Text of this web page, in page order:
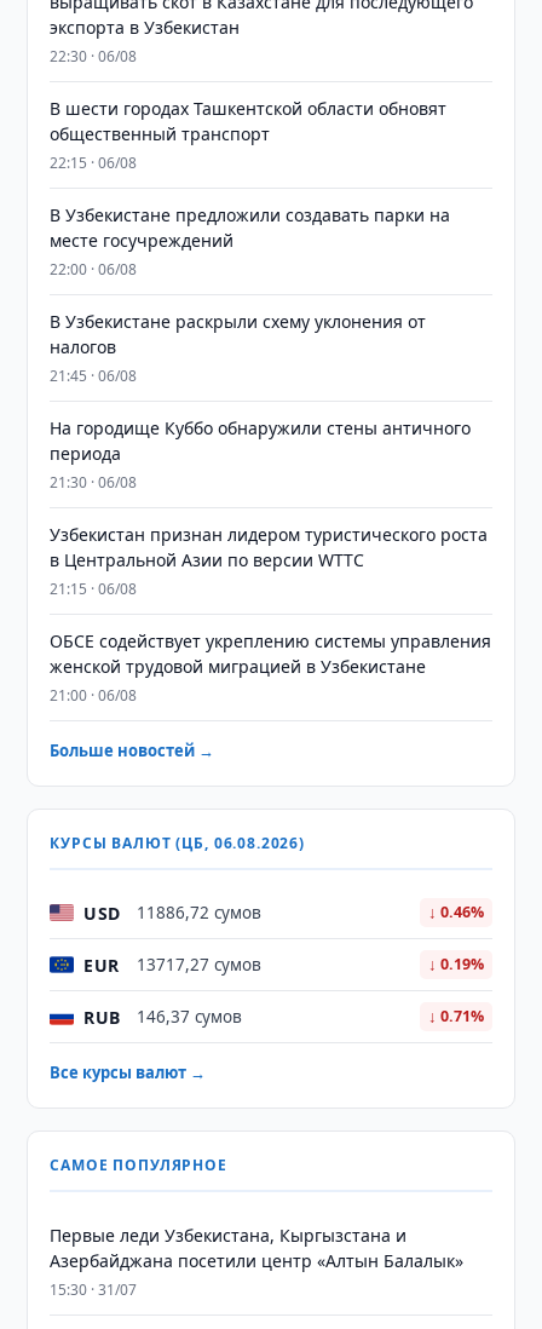
экспорта в Узбекистан
22:30 · 06/08
В шести городах Ташкентской области обновят
общественный транспорт
22:15 · 06/08
В Узбекистане предложили создавать парки на
месте госучреждений
22:00 · 06/08
В Узбекистане раскрыли схему уклонения от
налогов
21:45 · 06/08
На городище Куббо обнаружили стены античного
периода
21:30 · 06/08
Узбекистан признан лидером туристического роста
в Центральной Азии по версии WTTC
21:15 · 06/08
ОБСЕ содействует укреплению системы управления
женской трудовой миграцией в Узбекистане
21:00 · 06/08
Больше новостей →
КУРСЫ ВАЛЮТ (ЦБ, 06.08.2026)
USD 11886,72 сумов ↓ 0.46%
EUR 13717,27 сумов ↓ 0.19%
RUB 146,37 сумов ↓ 0.71%
Все курсы валют →
САМОЕ ПОПУЛЯРНОЕ
Первые леди Узбекистана, Кыргызстана и
Азербайджана посетили центр «Алтын Балалык»
15:30 · 31/07